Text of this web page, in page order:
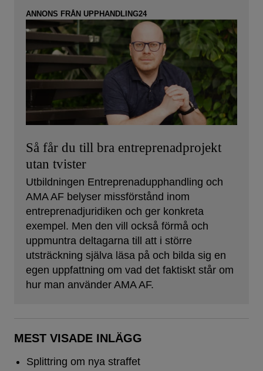
ANNONS FRÅN UPPHANDLING24
Så får du till bra entreprenadprojekt
utan tvister
Utbildningen Entreprenadupphandling och
AMA AF belyser missförstånd inom
entreprenadjuridiken och ger konkreta
exempel. Men den vill också förmå och
uppmuntra deltagarna till att i större
utsträckning själva läsa på och bilda sig en
egen uppfattning om vad det faktiskt står om
hur man använder AMA AF.
MEST VISADE INLÄGG
Splittring om nya straffet